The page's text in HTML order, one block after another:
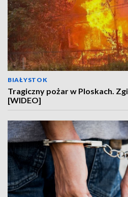
BIAŁYSTOK
Tragiczny pożar w Ploskach.
[WIDEO]